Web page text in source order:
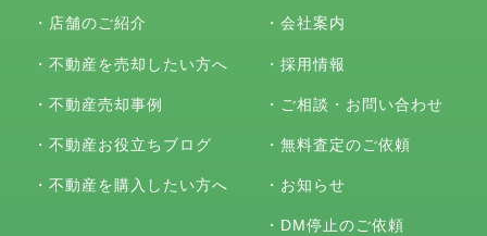
・ 店舗のご紹介
・不動産を売却したい方へ
・不動産売却事例
・不動産お役立ちブログ
・不動産を購入したい方へ
・会社案内
・採用情報
・ ご相談・お問い合わせ
・無料査定のご依頼
・ お知らせ
・ DM停止のご依頼